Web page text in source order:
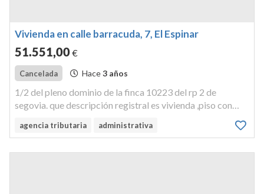
Vivienda en calle barracuda, 7, El Espinar
51.551,00€
Cancelada Hace3 años
1/2 del pleno dominio de la finca 10223 del rp 2 de
segovia. que descripción registral es vivienda ,piso con
espinar, pje prado de san cayetano o la calera,urbanizacion
agencia tributaria administrativa